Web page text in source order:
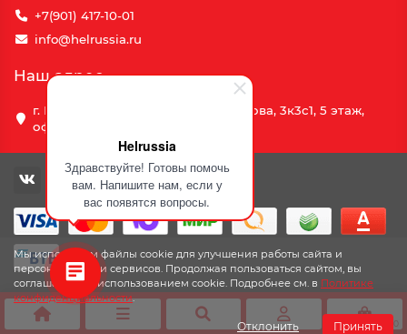
Helrussia
Здравствуйте! Готовы помочь
вам. Напишите нам, если у
вас появятся вопросы.
Мы используем файлы cookie для улучшения работы сайта и
персонализации сервисов. Продолжая пользоваться сайтом, вы
соглашаетесь с использованием cookie. Подробнее см. в Политике
конфиденциальности.
Отклонить Принять
+7(901) 417-10-01
info@helrussia.ru
Наш адрес
г. Москва, улица Василия Петушкова, 3к3c1, 5 этаж,
офис 69
0